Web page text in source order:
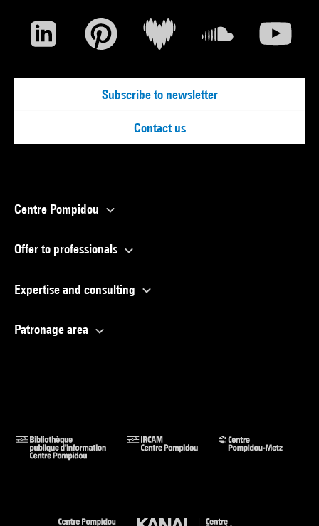
Subscribe to newsletter
Contact us
Centre Pompidou
Offer to professionals
Expertise and consulting
Patronage area